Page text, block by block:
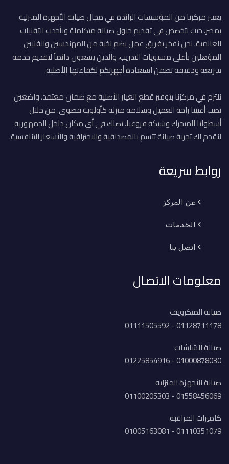
يعتبر مركزنا من المؤسسات الرائدة في مجال صيانة الأجهزة المنزلية
بمصر، حيث نتخصص في تقديم حلول صيانة متكاملة وبأحدث التقنيات
العالمية. نحن نفخر بفريق عمل يضم نخبة من المهندسين والفنيين
المؤهلين بأعلى مستويات التدريب، والذين يسعون دائماً لتقديم خدمة
سريعة ودقيقة تضمن استعادة أجهزتكم لكفاءتها الأصلية.
نلتزم في مركزنا بتوفير قطع الغيار الأصلية مع ضمان معتمد، واضعين
نصب أعيننا راحة العميل وسلامة منزله كأولوية قصوى. من خلال
أسطولنا المتحرك وشبكة فروعنا، نصلك في أي مكان داخل الجمهورية
لنقدم لك تجربة صيانة تتسم بالمصداقية والاحترافية والأسعار التنافسية.
روابط سريعة
عن المركز
الخدمات
اتصل بنا
معلومات الاتصال
صيانة الميكرويف
01128711178 - 01111505592
صيانة الشاشات
01000878030 - 01225854916
صيانة الأجهزة المنزليه
01558456069 - 01100205303
كاميرات المراقبه
01110351079 - 01005163081